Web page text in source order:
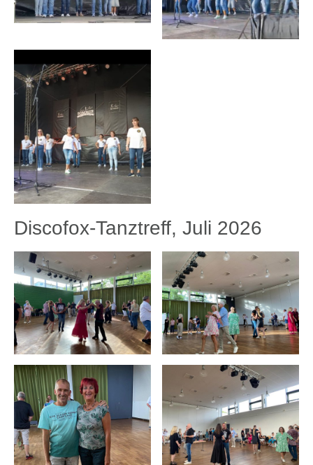
Discofox-Tanztreff, Juli 2026